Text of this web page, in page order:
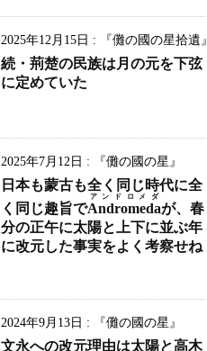
2025年12月15日 : 『儺の國の星拾遺』
続・荊楚の民族は月の元を下弦
に定めていた
2025年7月12日 : 『儺の國の星』
日本も蒙古も全く同じ時代に全
く同じ趣旨でAndromeda
アンドロメダ
が、春
分の正午に太陽と上下に並ぶ年
に改元した事実をよく考察せね
2024年9月13日 : 『儺の國の星』
文永への改元理由は太陽と高木